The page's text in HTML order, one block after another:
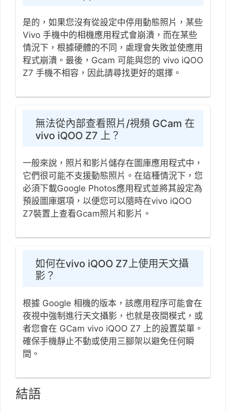
是的，如果您沒有從設定中停用動態照片，某些
Vivo 手機中的相機應用程式會崩潰，而在某些
情況下，根據硬體的不同，處理會失敗並使應用
程式崩潰。最後，Gcam 可能與您的 vivo iQOO
Z7 手機不相容，因此請尋找更好的選擇。
無法從內部查看照片/視頻 GCam 在
vivo iQOO Z7 上？
一般來說，照片和影片儲存在圖庫應用程式中，
它們很可能不支援動態照片。在這種情況下，您
必須下載Google Photos應用程式並將其設定為
預設圖庫選項，以便您可以隨時在vivo iQOO
Z7裝置上查看Gcam照片和影片。
如何在vivo iQOO Z7上使用天文攝
影？
根據 Google 相機的版本，該應用程序可能會在
夜視中強制進行天文攝影，也就是夜間模式，或
者您會在 GCam vivo iQOO Z7 上的設置菜單。
確保手機靜止不動或使用三腳架以避免任何瞬
間。
結語